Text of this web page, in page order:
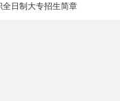
日制大专招生简章